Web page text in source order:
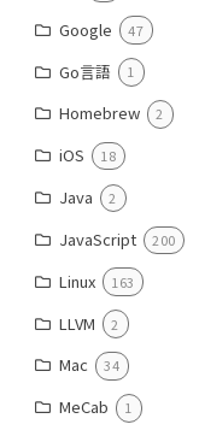
Google 47
Go言語 1
Homebrew 2
iOS 18
Java 2
JavaScript 200
Linux 163
LLVM 2
Mac 34
MeCab 1